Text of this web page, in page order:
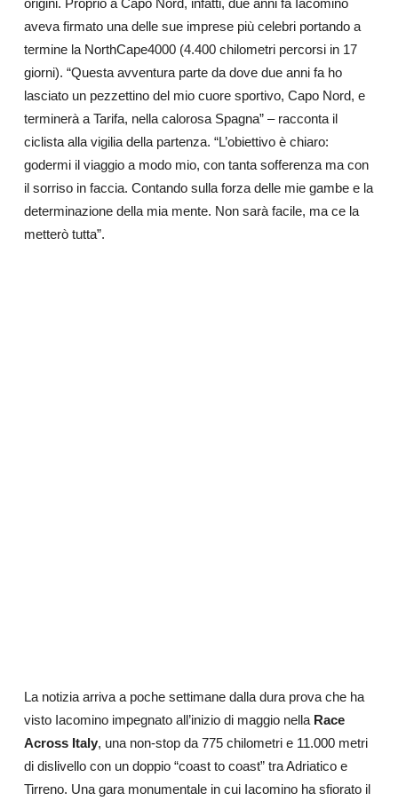
origini. Proprio a Capo Nord, infatti, due anni fa Iacomino
aveva firmato una delle sue imprese più celebri portando a
termine la NorthCape4000 (4.400 chilometri percorsi in 17
giorni). “Questa avventura parte da dove due anni fa ho
lasciato un pezzettino del mio cuore sportivo, Capo Nord, e
terminerà a Tarifa, nella calorosa Spagna” – racconta il
ciclista alla vigilia della partenza. “L’obiettivo è chiaro:
godermi il viaggio a modo mio, con tanta sofferenza ma con
il sorriso in faccia. Contando sulla forza delle mie gambe e la
determinazione della mia mente. Non sarà facile, ma ce la
metterò tutta”.
La notizia arriva a poche settimane dalla dura prova che ha
visto Iacomino impegnato all’inizio di maggio nella Race
Across Italy, una non-stop da 775 chilometri e 11.000 metri
di dislivello con un doppio “coast to coast” tra Adriatico e
Tirreno. Una gara monumentale in cui Iacomino ha sfiorato il